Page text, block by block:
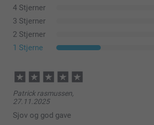
4 Stjerner
3 Stjerner
2 Stjerner
1 Stjerne
Patrick rasmussen,
27.11.2025
Sjov og god gave